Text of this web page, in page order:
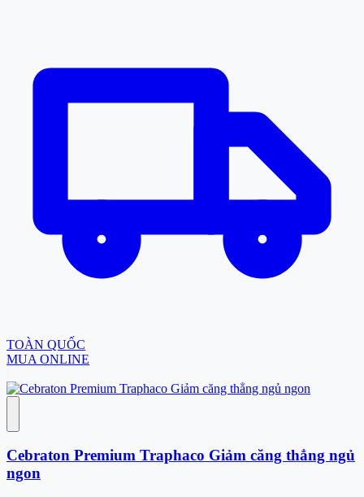
TOÀN QUỐC
MUA ONLINE
Cebraton Premium Traphaco Giảm căng thẳng ngủ
ngon